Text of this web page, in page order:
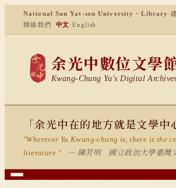
National Sun Yat-sen University · Library ·
聯絡我們
中文·English
余光中數位文學
Kwang-Chung Yu's Digital Archives
「余光中在的地方就是文學中
"Wherever Yu Kwang-chung is, there is the
literature."
— 陳芳明 國立政治大學臺灣